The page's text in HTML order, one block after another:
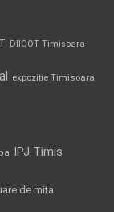
DIICOT Timisoara
expozitie Timisoara
IPJ Timis
de mita